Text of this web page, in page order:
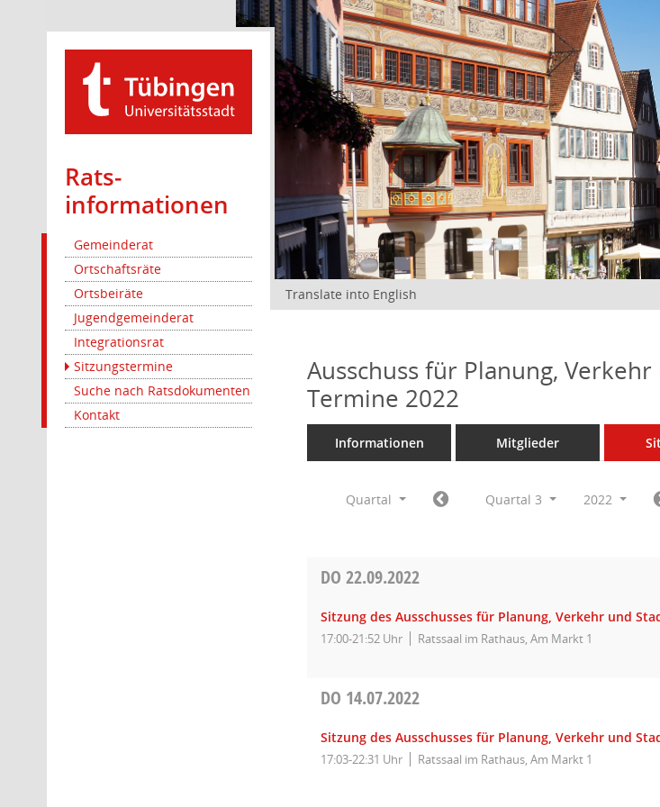
Rats­
informationen
Gemeinderat
Ortschaftsräte
Ortsbeiräte
Jugendgemeinderat
Integrationsrat
Sitzungstermine
Suche nach Ratsdokumenten
Kontakt
Translate into English
Ausschuss für Planung,
Termine 2022
Informationen Mitglieder
Quartal Quartal 3 2022
DO22.09.2022
Sitzung des Ausschusses für Planung, Verkehr und
17:00-21:52 Uhr Ratssaal im Rathaus, Am Markt 1
DO 14.07.2022
Sitzung des Ausschusses für Planung, Verkehr und
17:03-22:31 Uhr Ratssaal im Rathaus, Am Markt 1